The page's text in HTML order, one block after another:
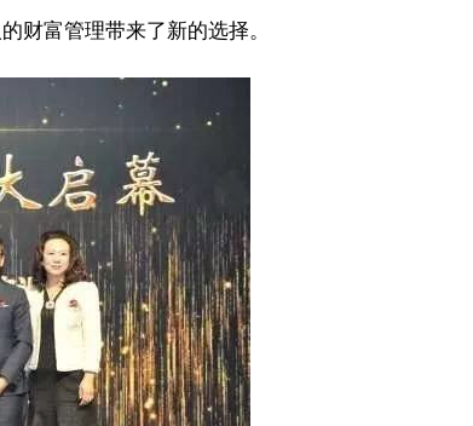
财富管理带来了新的选择。